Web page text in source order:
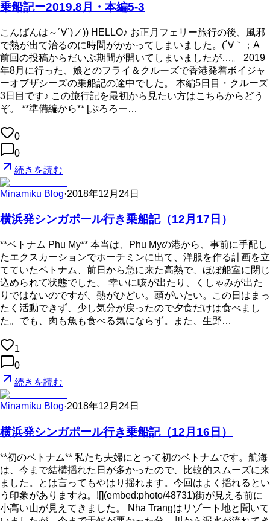
乗船記ー2019.8月・本編5-3
こんばんは～´∀`)ノ)) HELLO♪ お正月フェリー旅行の後、風邪
で熱が出て治るのに時間がかかってしまいました。(´∀｀；A
前回の投稿からだいぶ期間が開いてしまいましたが…。 2019
年8月に行った、娘とのフライ＆クルーズで香港発着ボイジャ
ーオブザシーズの乗船記の途中でした。 本編5日目・クルーズ
3日目です♪ この旅行記を最初から見たい方はこちらからどう
ぞ。 **準備編から** [ぷろろー…
0
0
続きを読む
Minamiku Blog·2018年12月24日
横浜発シンガポール行き乗船記（12月17日）
**ベトナム Phu My** 本当は、Phu Myの港から、事前に手配し
たエクスカーションでホーチミンに出て、洋服を作る計画を立
てていたベトナム、前日から急に来た高熱で、ほぼ船室に閉じ
込められて状態でした。 幸いに咳が出たり、くしゃみが出た
りではないのですが、熱がひどい。頭がいたい。この日はまっ
たく活動できず、少し気分が戻ったので夕食だけは食べまし
た。でも、肉も魚も食べる気にならず。また、生野…
1
0
続きを読む
Minamiku Blog·2018年12月24日
横浜発シンガポール行き乗船記（12月16日）
**初のベトナム** 私たち夫婦にとって初のベトナムです。航海
は、今まで結構揺れた日が多かったので、比較的スムーズに来
ました。とは言ってもやはり揺れます。今回はよく揺れるとい
う印象がありますね。![](embed:photo/48731)街が見える前に
小高い山が見えてきました。 Nha Trangはリゾート地と聞いて